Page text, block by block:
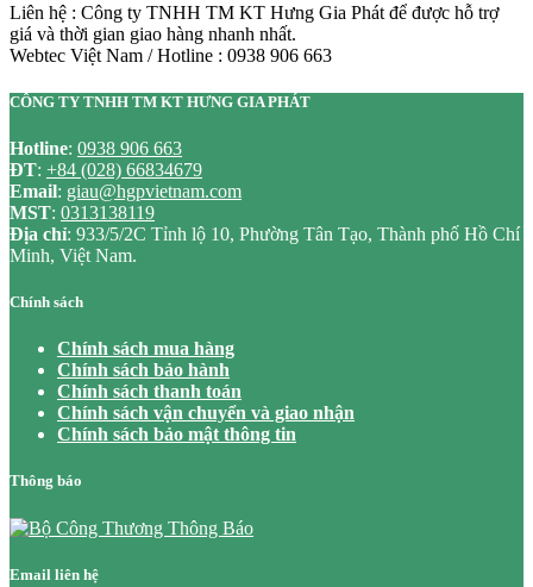
Liên hệ : Công ty TNHH TM KT Hưng Gia Phát để được hỗ trợ
giá và thời gian giao hàng nhanh nhất.
Webtec Việt Nam / Hotline : 0938 906 663
CÔNG TY TNHH TM KT HƯNG GIA PHÁT
Hotline: 0938 906 663
ĐT: +84 (028) 66834679
Email: giau@hgpvietnam.com
MST: 0313138119
Địa chỉ: 933/5/2C Tỉnh lộ 10, Phường Tân Tạo, Thành phố Hồ Chí
Minh, Việt Nam.
Chính sách
Chính sách mua hàng
Chính sách bảo hành
Chính sách thanh toán
Chính sách vận chuyển và giao nhận
Chính sách bảo mật thông tin
Thông báo
Email liên hệ